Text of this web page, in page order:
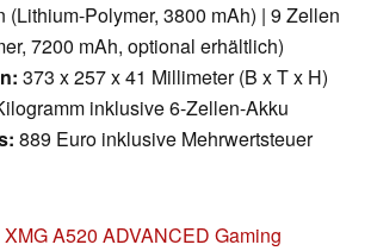
(Lithium-Polymer, 3800 mAh) | 9 Zellen
7200 mAh, optional erhältlich)
373 x 257 x 41 Millimeter (B x T x H)
inklusive 6-Zellen-Akku
889 Euro inklusive Mehrwertsteuer
A520 ADVANCED Gaming